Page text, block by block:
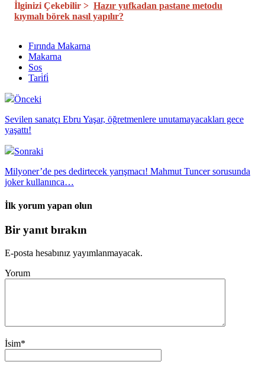
İlginizi Çekebilir > Hazır yufkadan pastane metodu
kıymalı börek nasıl yapılır?
Fırında Makarna
Makarna
Sos
Tari̇fi̇
Önceki
Sevilen sanatçı Ebru Yaşar, öğretmenlere unutamayacakları gece
yaşattı!
Sonraki
Milyoner’de pes dedirtecek yarışmacı! Mahmut Tuncer sorusunda
joker kullanınca…
İlk yorum yapan olun
Bir yanıt bırakın
E-posta hesabınız yayımlanmayacak.
Yorum
İsim*